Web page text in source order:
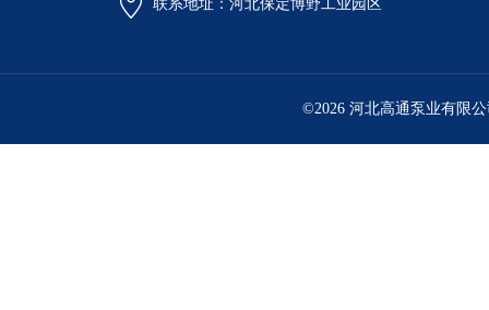
联系地址：河北保定博野工业园区
©2026 河北高通泵业有限